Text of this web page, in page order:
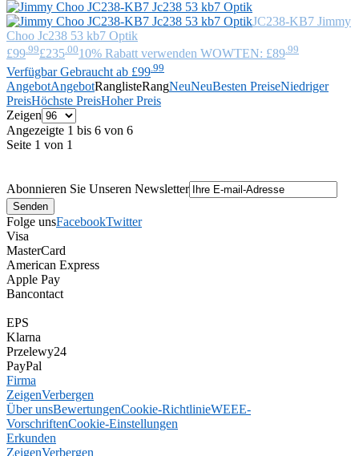
JC238-KB7 Jimmy
Choo Jc238 53 kb7 Optik
£99 .99£235 .0010% Rabatt verwenden WOWTEN: £89 .99
Verfügbar Gebraucht ab £99 .99
AngebotAngebotRanglisteRangNeuNeuBesten PreiseNiedriger
PreisHöchste PreisHoher Preis
Zeigen
Angezeigte 1 bis 6 von 6
Seite 1 von 1
Abonnieren Sie Unseren Newsletter
Folge unsFacebookTwitter
Visa
MasterCard
American Express
Apple Pay
Bancontact
EPS
Klarna
Przelewy24
PayPal
Firma
ZeigenVerbergen
Über unsBewertungenCookie-RichtlinieWEEE-
VorschriftenCookie-Einstellungen
Erkunden
ZeigenVerbergen